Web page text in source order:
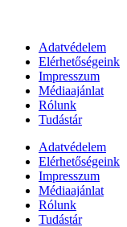
Adatvédelem
Elérhetőségeink
Impresszum
Médiaajánlat
Rólunk
Tudástár
Adatvédelem
Elérhetőségeink
Impresszum
Médiaajánlat
Rólunk
Tudástár